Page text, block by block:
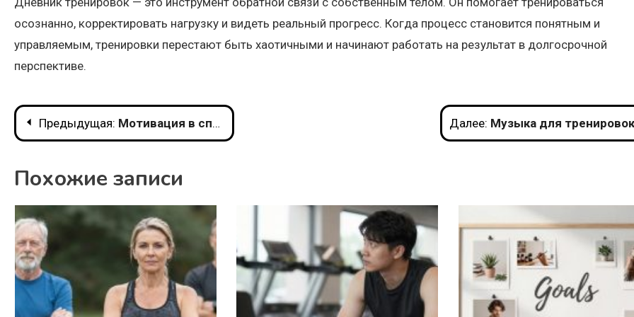
осознанно, корректировать нагрузку и видеть реальный прогресс. Когда процесс становится понятным и
управляемым, тренировки перестают быть хаотичными и начинают работать на результат в долгосрочной
перспективе.
Навигация
записям
Предыдущая: Мотивация в спорте: как сохранить интерес и двигаться вперёд Далее: Музыка для тренировок: как выбрать плейлист для разного типа
Похожие записи